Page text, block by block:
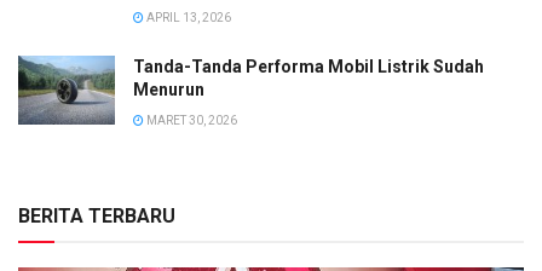
APRIL 13, 2026
Tanda-Tanda Performa Mobil Listrik Sudah
Menurun
MARET 30, 2026
BERITA TERBARU